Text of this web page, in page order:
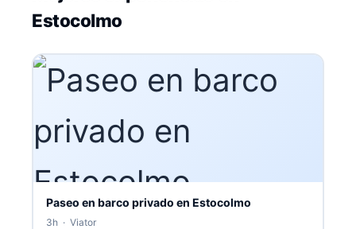
Estocolmo
Paseo en barco privado en Estocolmo
3h · Viator